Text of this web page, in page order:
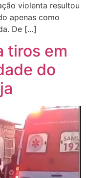
violenta resultou
apenas como
De […]
tiros em
do